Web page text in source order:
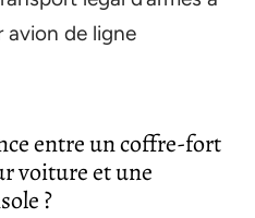
avion de ligne
entre un coffre-fort
voiture et une
?